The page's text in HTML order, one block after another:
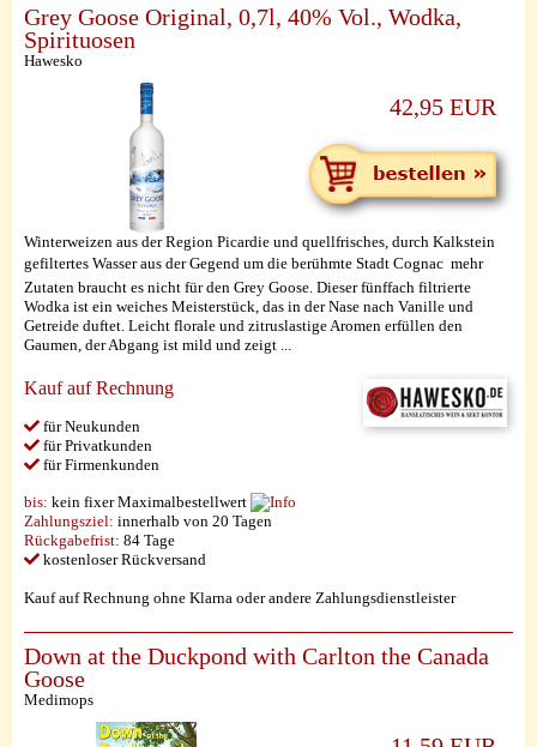
Grey Goose Original, 0,7l, 40% Vol., Wodka,
Spirituosen
Hawesko
42,95 EUR
Winterweizen aus der Region Picardie und quellfrisches, durch Kalkstein
gefiltertes Wasser aus der Gegend um die berühmte Stadt Cognac  mehr
Zutaten braucht es nicht für den Grey Goose. Dieser fünffach filtrierte
Wodka ist ein weiches Meisterstück, das in der Nase nach Vanille und
Getreide duftet. Leicht florale und zitruslastige Aromen erfüllen den
Gaumen, der Abgang ist mild und zeigt ...
Kauf auf Rechnung
für Neukunden
für Privatkunden
für Firmenkunden
bis: kein fixer Maximalbestellwert
Zahlungsziel: innerhalb von 20 Tagen
Rückgabefrist: 84 Tage
kostenloser Rückversand
Kauf auf Rechnung ohne Klarna oder andere Zahlungsdienstleister
Down at the Duckpond with Carlton the Canada
Goose
Medimops